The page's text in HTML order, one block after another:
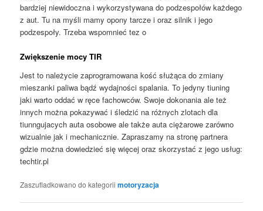
bardziej niewidoczna i wykorzystywana do podzespołów każdego
z aut. Tu na myśli mamy opony tarcze i oraz silnik i jego
podzespoły. Trzeba wspomnieć tez o
Zwiększenie mocy TIR
Jest to należycie zaprogramowana kość służąca do zmiany
mieszanki paliwa bądź wydajności spalania. To jedyny tiuning
jaki warto oddać w ręce fachowców. Swoje dokonania ale też
innych można pokazywać i śledzić na różnych zlotach dla
tiunngujacych auta osobowe ale także auta ciężarowe zarówno
wizualnie jak i mechanicznie. Zapraszamy na stronę partnera
gdzie można dowiedzieć się więcej oraz skorzystać z jego usług:
techtir.pl
Zaszufladkowano do kategorii motoryzacja